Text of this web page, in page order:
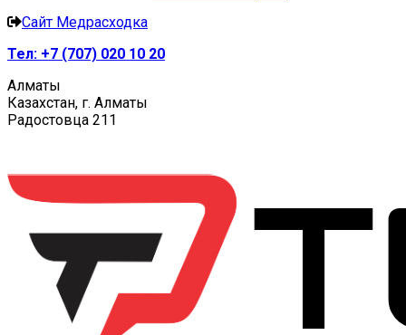
Сайт Медрасходка
Тел: +7 (707) 020 10 20
Алматы
Казахстан, г. Алматы
Радостовца 211